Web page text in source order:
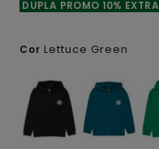
DUPLA PROMO 10% EXTRA
Cor Lettuce Green